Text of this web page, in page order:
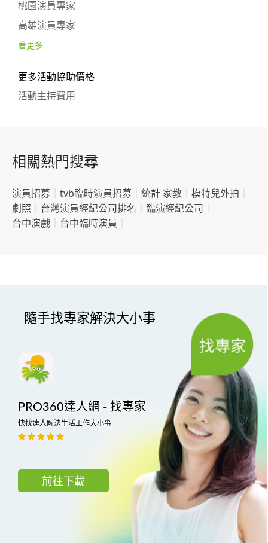
桃園演員專家
高雄演員專家
看更多
更多活動協助價格
活動主持費用
相關熱門搜尋
演員招募 tvb臨時演員招募 統計 家教 模特兒外拍
劇照
台灣演員經紀公司排名 臨演經紀公司
台中演戲
台中臨時演員
隨手找專家解決大小事
PRO360達人網 - 找專家
快找達人解決生活工作大小事
前往下載